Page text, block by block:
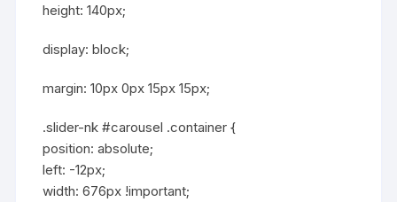
height: 140px;
display: block;
margin: 10px 0px 15px 15px;
.slider-nk #carousel .container {
position: absolute;
left: -12px;
width: 676px !important;